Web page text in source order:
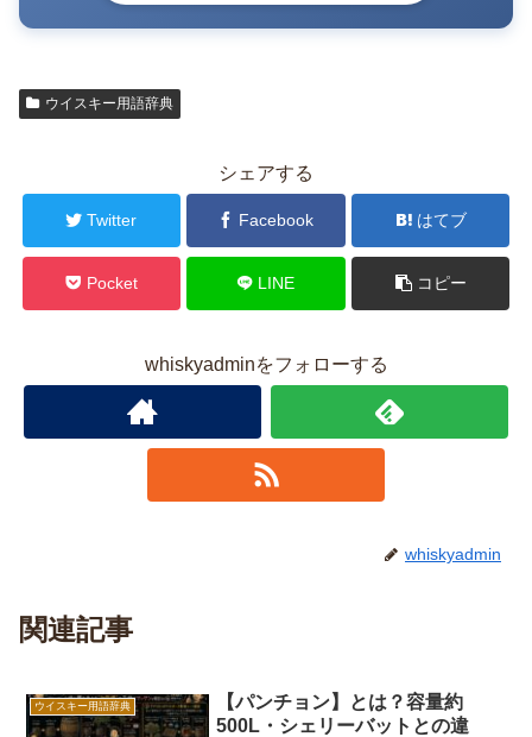
ウイスキー用語辞典
シェアする
Twitter Facebook はてブ
Pocket LINE コピー
whiskyadminをフォローする
whiskyadmin
関連記事
ウイスキー用語辞典
【パンチョン】とは？容量約
500L・シェリーバットとの違